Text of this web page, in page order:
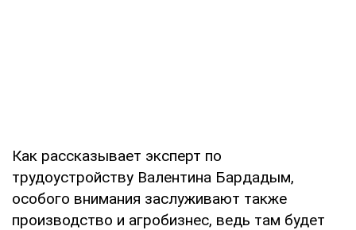
Как рассказывает эксперт по
трудоустройству Валентина Бардадым,
особого внимания заслуживают также
производство и агробизнес, ведь там будет